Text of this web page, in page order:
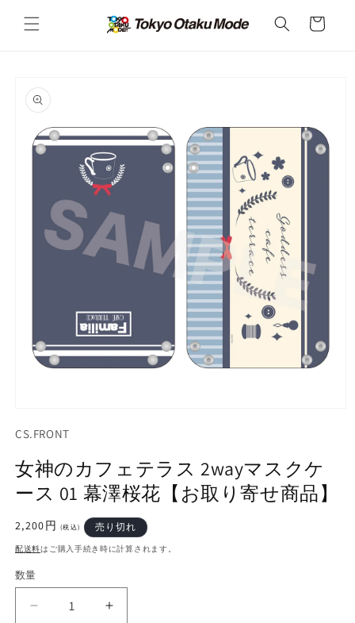
ンツに
進む
ー
報にス
キップ
ー
ダ
で
ア
を
開
く
CS.FRONT
女神のカフェテラス 2wayマスクケ
ース 01 幕澤桜花【お取り寄せ商品】
通
常
格
2,200円(税込) 売り切れ
配送料はご購入手続き時に計算されます。
数量
女